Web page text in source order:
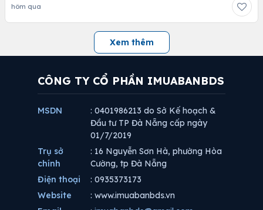
hôm qua
Xem thêm
CÔNG TY CỔ PHẦN IMUABANBDS
MSDN
: 0401986213 do Sở Kế hoạch &
Đầu tư TP Đà Nẵng cấp ngày
01/7/2019
Trụ sở
chính
: 16 Nguyễn Sơn Hà, phường Hòa
Cường, tp Đà Nẵng
Điện thoại
: 0935373173
Website
: www.imuabanbds.vn